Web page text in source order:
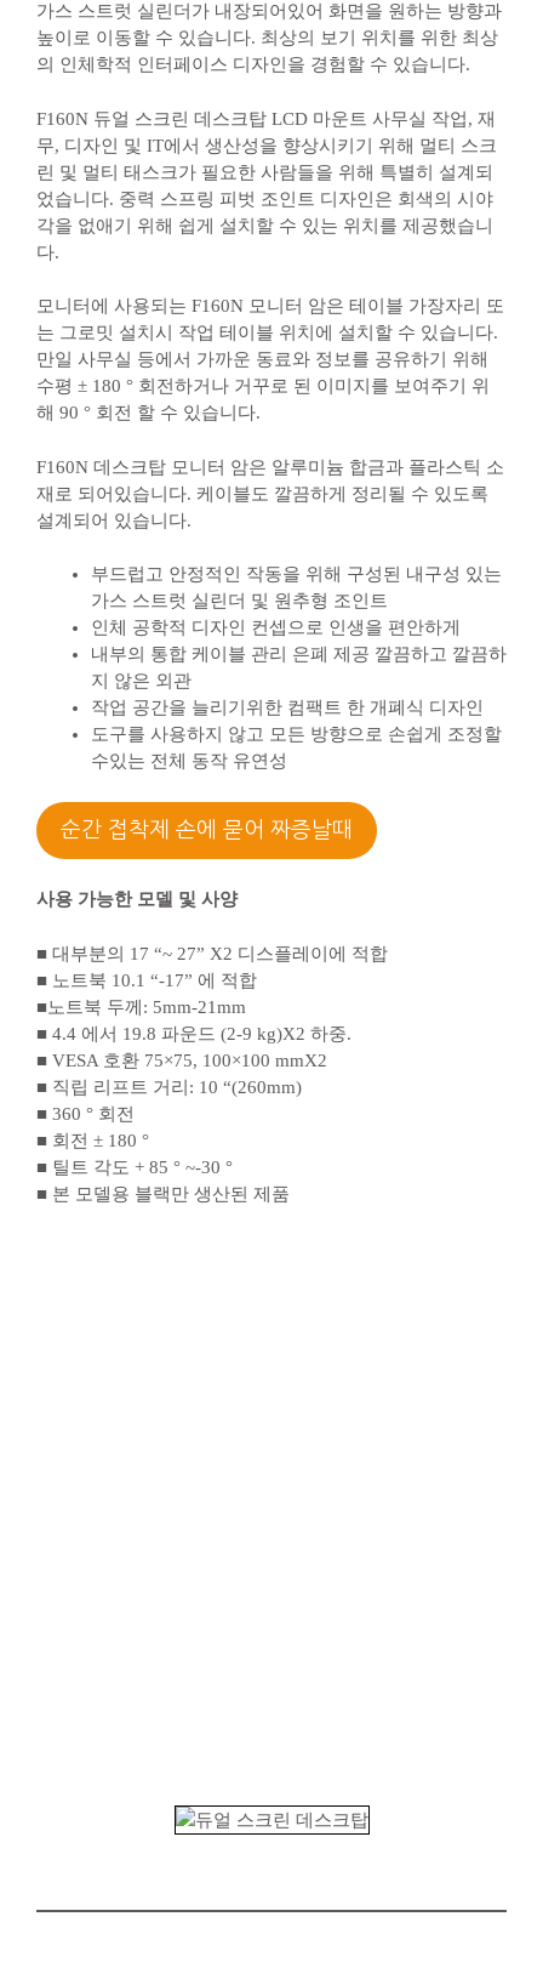
가스 스트럿 실린더가 내장되어있어 화면을 원하는 방향과
높이로 이동할 수 있습니다. 최상의 보기 위치를 위한 최상
의 인체학적 인터페이스 디자인을 경험할 수 있습니다.
F160N 듀얼 스크린 데스크탑 LCD 마운트 사무실 작업, 재
무, 디자인 및 IT에서 생산성을 향상시키기 위해 멀티 스크
린 및 멀티 태스크가 필요한 사람들을 위해 특별히 설계되
었습니다. 중력 스프링 피벗 조인트 디자인은 회색의 시야
각을 없애기 위해 쉽게 설치할 수 있는 위치를 제공했습니
다.
모니터에 사용되는 F160N 모니터 암은 테이블 가장자리 또
는 그로밋 설치시 작업 테이블 위치에 설치할 수 있습니다.
만일 사무실 등에서 가까운 동료와 정보를 공유하기 위해
수평 ± 180 ° 회전하거나 거꾸로 된 이미지를 보여주기 위
해 90 ° 회전 할 수 있습니다.
F160N 데스크탑 모니터 암은 알루미늄 합금과 플라스틱 소
재로 되어있습니다. 케이블도 깔끔하게 정리될 수 있도록
설계되어 있습니다.
부드럽고 안정적인 작동을 위해 구성된 내구성 있는
가스 스트럿 실린더 및 원추형 조인트
인체 공학적 디자인 컨셉으로 인생을 편안하게
내부의 통합 케이블 관리 은폐 제공 깔끔하고 깔끔하
지 않은 외관
작업 공간을 늘리기위한 컴팩트 한 개폐식 디자인
도구를 사용하지 않고 모든 방향으로 손쉽게 조정할
수있는 전체 동작 유연성
순간 접착제 손에 묻어 짜증날때
사용 가능한 모델 및 사양
■ 대부분의 17 “~ 27” X2 디스플레이에 적합
■ 노트북 10.1 “-17” 에 적합
■노트북 두께: 5mm-21mm
■ 4.4 에서 19.8 파운드 (2-9 kg)X2 하중.
■ VESA 호환 75×75, 100×100 mmX2
■ 직립 리프트 거리: 10 “(260mm)
■ 360 ° 회전
■ 회전 ± 180 °
■ 틸트 각도 + 85 ° ~-30 °
■ 본 모델용 블랙만 생산된 제품